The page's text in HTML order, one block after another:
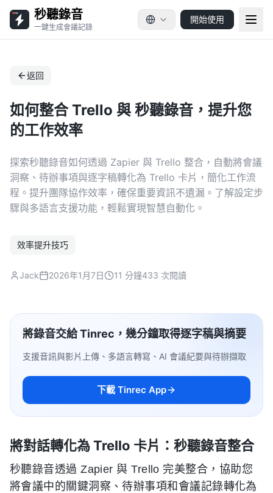
秒聽錄音
一鍵生成會議記錄
開始使用
返回
如何整合 Trello 與 秒聽錄音，提升您
的工作效率
探索秒聽錄音如何透過 Zapier 與 Trello 整合，自動將會議
洞察、待辦事項與逐字稿轉化為 Trello 卡片，簡化工作流
程。提升團隊協作效率，確保重要資訊不遺漏。了解設定步
驟與多語言支援功能，輕鬆實現智慧自動化。
效率提升技巧
Jack 2026年1月7日 11 分鐘433 次閱讀
將錄音交給 Tinrec，幾分鐘取得逐字稿與摘要
支援音訊與影片上傳、多語言轉寫、AI 會議紀要與待辦擷取
下載 Tinrec App
將對話轉化為 Trello 卡片：秒聽錄音整合
秒聽錄音透過 Zapier 與 Trello 完美整合，協助您
將會議中的關鍵洞察、待辦事項和會議記錄轉化為